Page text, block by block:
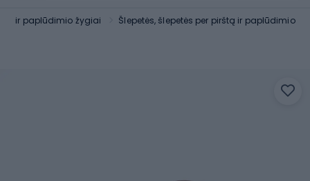
ir paplūdimio žygiai Šlepetės, šlepetės per pirštą ir paplūdimio